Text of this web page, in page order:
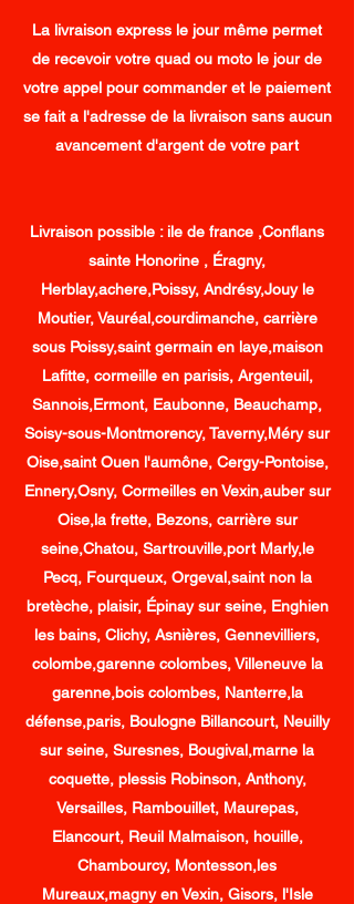
La livraison express le jour même permet
de recevoir votre quad ou moto le jour de
votre appel pour commander et le paiement
se fait a l'adresse de la livraison sans aucun
avancement d'argent de votre part
Livraison possible : ile de france ,Conflans
sainte Honorine , Éragny,
Herblay,achere,Poissy, Andrésy,Jouy le
Moutier, Vauréal,courdimanche, carrière
sous Poissy,saint germain en laye,maison
Lafitte, cormeille en parisis, Argenteuil,
Sannois,Ermont, Eaubonne, Beauchamp,
Soisy-sous-Montmorency, Taverny,Méry sur
Oise,saint Ouen l'aumône, Cergy-Pontoise,
Ennery,Osny, Cormeilles en Vexin,auber sur
Oise,la frette, Bezons, carrière sur
seine,Chatou, Sartrouville,port Marly,le
Pecq, Fourqueux, Orgeval,saint non la
bretèche, plaisir, Épinay sur seine, Enghien
les bains, Clichy, Asnières, Gennevilliers,
colombe,garenne colombes, Villeneuve la
garenne,bois colombes, Nanterre,la
défense,paris, Boulogne Billancourt, Neuilly
sur seine, Suresnes, Bougival,marne la
coquette, plessis Robinson, Anthony,
Versailles, Rambouillet, Maurepas,
Elancourt, Reuil Malmaison, houille,
Chambourcy, Montesson,les
Mureaux,magny en Vexin, Gisors, l'Isle